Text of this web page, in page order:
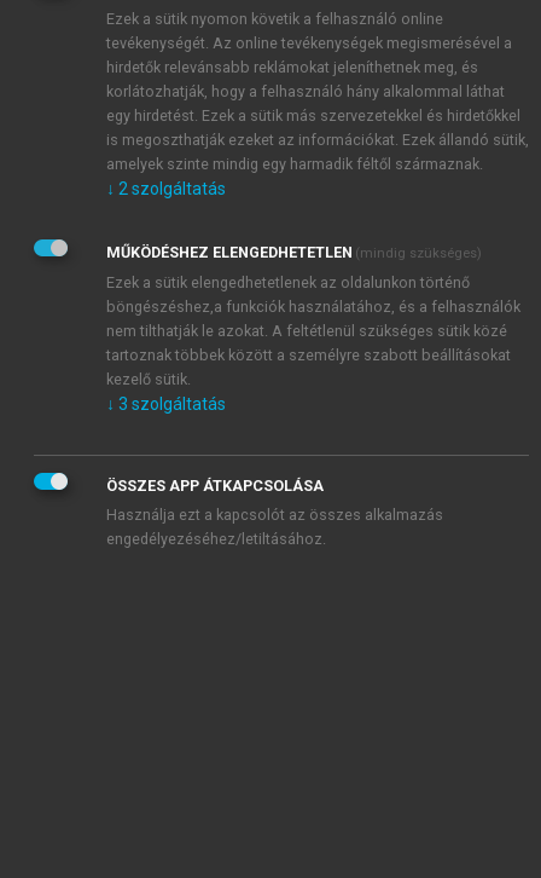
JELSZÓ ÚJRA
Kérek értesítést a MeRSZ újdonságairól, akcióiról.
Kérek értesítést az Akadémiai Kiadó Zrt. újdonságairól,
Adatkezelési tájékoztatóbanfoglaltakat tudomásul
veszem és elfogadom.
Általános vásárlási feltételeket, valamint a szotar.netés a
mersz.huoldalak licencszerződéseiben foglaltakat
tudomásul veszem és elfogadom.
KIPRÓBÁLOM
Ezek a sütik nyomon követik a felhasználó online
tevékenységét. Az online tevékenységek megismerésével a
hirdetők relevánsabb reklámokat jeleníthetnek meg, és
korlátozhatják, hogy a felhasználó hány alkalommal láthat
egy hirdetést. Ezek a sütik más szervezetekkel és hirdetőkkel
is megoszthatják ezeket az információkat. Ezek állandó sütik,
amelyek szinte mindig egy harmadik féltől származnak.
↓ 2 szolgáltatás
MŰKÖDÉSHEZ ELENGEDHETETLEN (mindig szükséges)
Ezek a sütik elengedhetetlenek az oldalunkon történő
böngészéshez,a funkciók használatához, és a felhasználók
nem tilthatják le azokat. A feltétlenül szükséges sütik közé
tartoznak többek között a személyre szabott beállításokat
kezelő sütik.
↓ 3 szolgáltatás
ÖSSZES APP ÁTKAPCSOLÁSA
Használja ezt a kapcsolót az összes alkalmazás
engedélyezéséhez/letiltásához.